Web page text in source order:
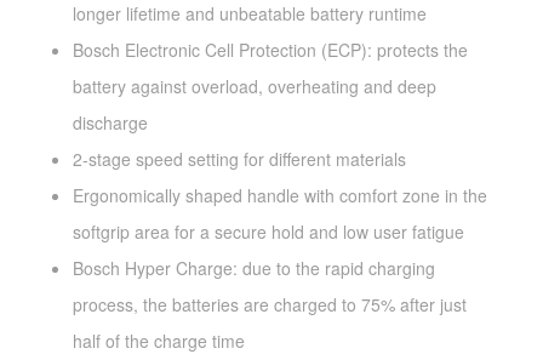
longer lifetime and unbeatable battery runtime
Bosch Electronic Cell Protection (ECP): protects the
battery against overload, overheating and deep
discharge
2-stage speed setting for different materials
Ergonomically shaped handle with comfort zone in the
softgrip area for a secure hold and low user fatigue
Bosch Hyper Charge: due to the rapid charging
process, the batteries are charged to 75% after just
half of the charge time